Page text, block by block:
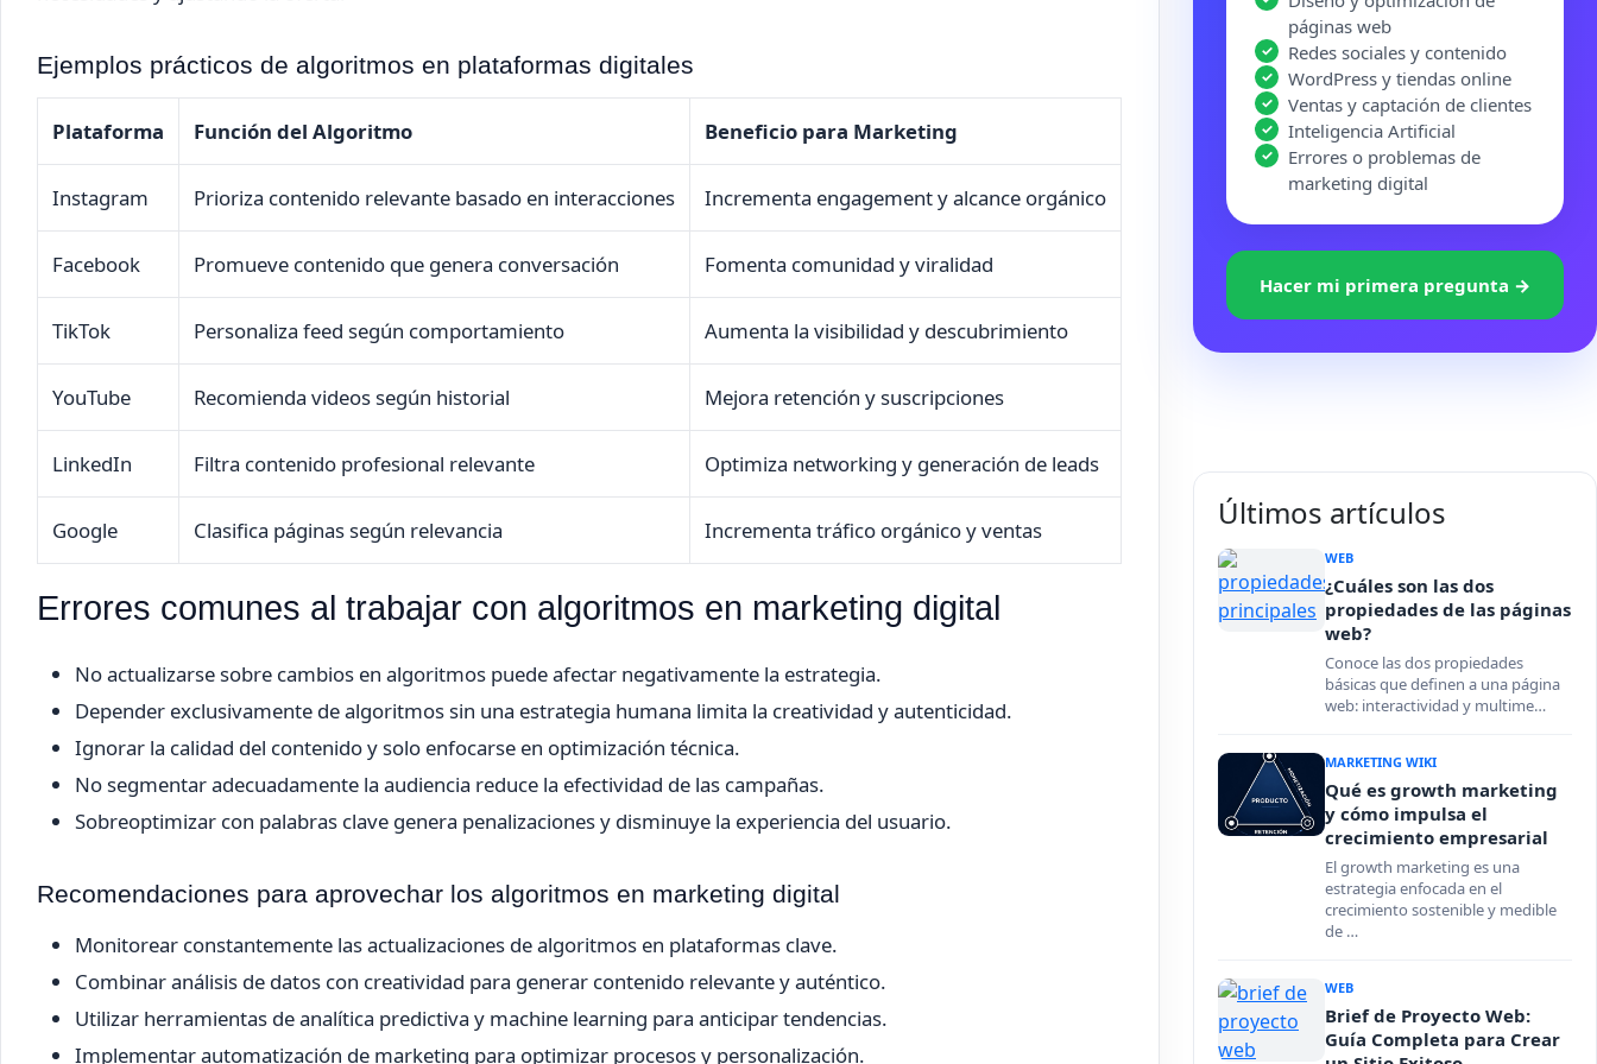
Ejemplos prácticos de algoritmos en plataformas digitales
Plataforma Función del Algoritmo Beneficio para Marketing
Instagram Prioriza contenido relevante basado en interacciones Incrementa engagement y alcance orgánico
Facebook Promueve contenido que genera conversación Fomenta comunidad y viralidad
TikTok Personaliza feed según comportamiento Aumenta la visibilidad y descubrimiento
YouTube Recomienda videos según historial Mejora retención y suscripciones
LinkedIn Filtra contenido profesional relevante Optimiza networking y generación de leads
Google Clasifica páginas según relevancia Incrementa tráfico orgánico y ventas
Errores comunes al trabajar con algoritmos en marketing digital
No actualizarse sobre cambios en algoritmos puede afectar negativamente la estrategia.
Depender exclusivamente de algoritmos sin una estrategia humana limita la creatividad y autenticidad.
Ignorar la calidad del contenido y solo enfocarse en optimización técnica.
No segmentar adecuadamente la audiencia reduce la efectividad de las campañas.
Sobreoptimizar con palabras clave genera penalizaciones y disminuye la experiencia del usuario.
Recomendaciones para aprovechar los algoritmos en marketing digital
Monitorear constantemente las actualizaciones de algoritmos en plataformas clave.
Combinar análisis de datos con creatividad para generar contenido relevante y auténtico.
Utilizar herramientas de analítica predictiva y machine learning para anticipar tendencias.
Implementar automatización de marketing para optimizar procesos y personalización.
páginas web
Redes sociales y contenido
WordPress y tiendas online
Ventas y captación de clientes
Inteligencia Artificial
Errores o problemas de
marketing digital
Hacer mi primera pregunta →
Últimos artículos
WEB
¿Cuáles son las dos
propiedades de las páginas
web?
Conoce las dos propiedades
básicas que definen a una página
web: interactividad y multime…
MARKETING WIKI
Qué es growth marketing
y cómo impulsa el
crecimiento empresarial
El growth marketing es una
estrategia enfocada en el
crecimiento sostenible y medible
de …
WEB
Brief de Proyecto Web:
Guía Completa para Crear